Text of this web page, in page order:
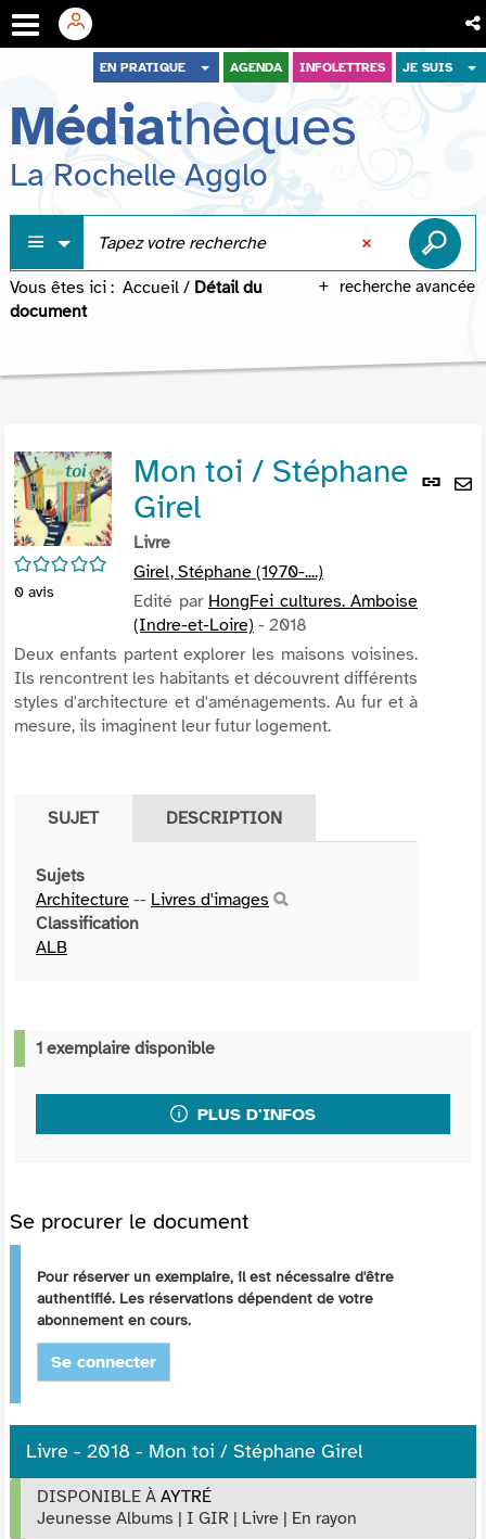
menu
contenu
recherche
EN PRATIQUE AGENDA INFOLETTRES JE SUIS
Médiathèques
La Rochelle Agglo
recherche avancée
Vous êtes ici : Accueil / Détail du
document
Lien
/5
0 avis
Mon toi / Stéphane
Girel
Livre
Girel, Stéphane (1970-....)
Edité par HongFei cultures. Amboise
(Indre-et-Loire) - 2018
Deux enfants partent explorer les maisons voisines.
Ils rencontrent les habitants et découvrent différents
styles d'architecture et d'aménagements. Au fur et à
mesure, ils imaginent leur futur logement.
SUJET DESCRIPTION
Sujets
Architecture -- Livres d'images
Classification
ALB
1 exemplaire disponible
PLUS D'INFOS
Se procurer le document
Pour réserver un exemplaire, il est nécessaire d'être
authentifié. Les réservations dépendent de votre
abonnement en cours.
Se connecter
Livre - 2018 - Mon toi / Stéphane Girel
DISPONIBLE À AYTRÉ
Jeunesse Albums | I GIR | Livre | En rayon